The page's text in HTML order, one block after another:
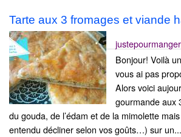
Tarte aux 3 fromages et viande
justepourmanger
Bonjour! Voilà
vous ai pas
Alors voici
gourmande aux
du gouda, de l’édam et de la mimolette
entendu décliner selon vos goûts…) sur un...